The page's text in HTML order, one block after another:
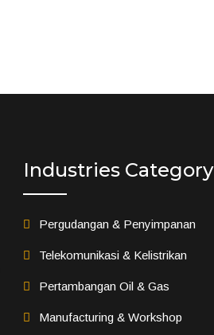
Industries Category
Pergudangan & Penyimpanan
Telekomunikasi & Kelistrikan
Pertambangan Oil & Gas
Manufacturing & Workshop